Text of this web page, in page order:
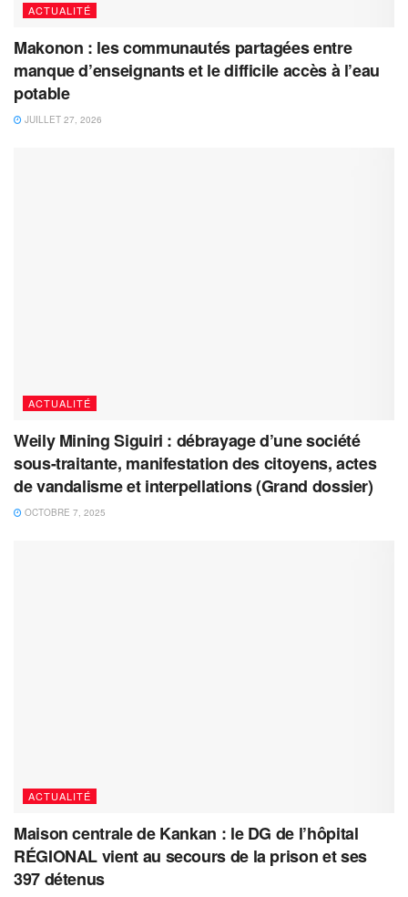
ACTUALITÉ
Makonon : les communautés partagées entre
manque d’enseignants et le difficile accès à l’eau
potable
JUILLET 27, 2026
ACTUALITÉ
Weily Mining Siguiri : débrayage d’une société
sous-traitante, manifestation des citoyens, actes
de vandalisme et interpellations (Grand dossier)
OCTOBRE 7, 2025
ACTUALITÉ
Maison centrale de Kankan : le DG de l’hôpital
RÉGIONAL vient au secours de la prison et ses
397 détenus